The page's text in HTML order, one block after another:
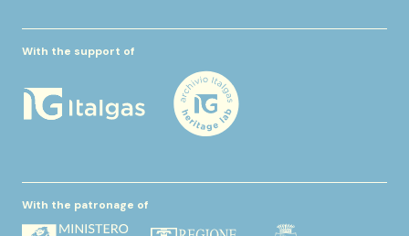
With the support of
With the patronage of